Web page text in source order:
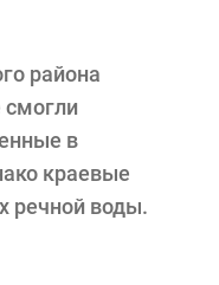
района
смогли
в
краевые
речной воды.